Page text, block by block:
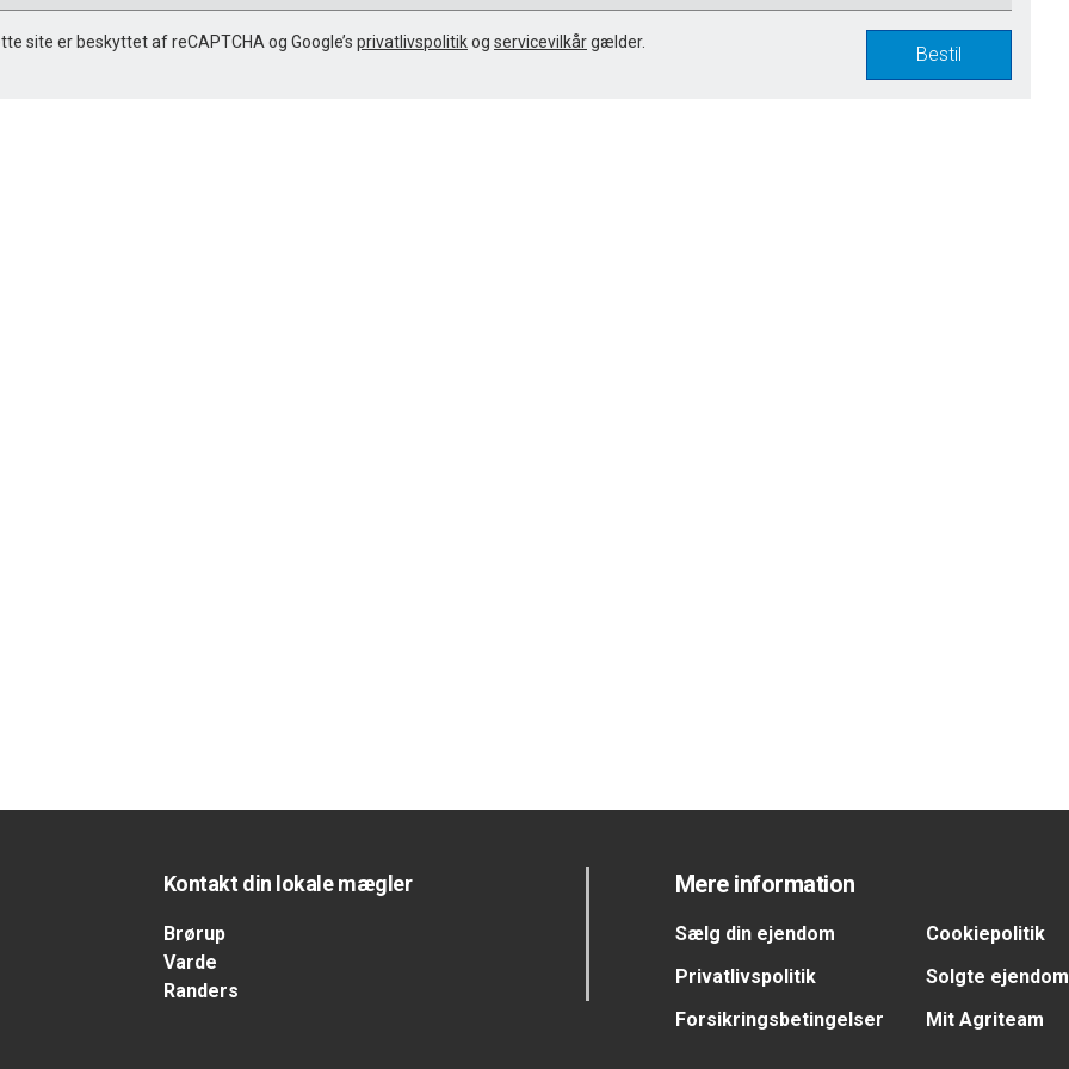
site er beskyttet af reCAPTCHA og Google’s privatlivspolitikog servicevilkårgælder.
Bestil
Kontakt din lokale mægler
Brørup
Varde
Randers
Mere information
Sælg din ejendom
Privatlivspolitik
Forsikringsbetingelser
Cookiepolitik
Solgte
Mit Agriteam